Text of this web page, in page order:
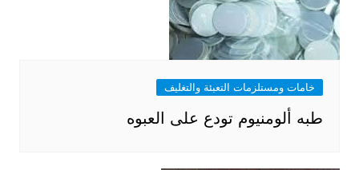
خامات ومستلزمات التعبئة والتغليف
طبه ألومنيوم تودع على العبوه